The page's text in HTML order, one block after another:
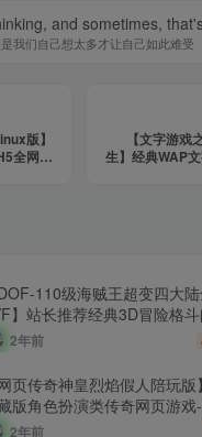
and sometimes,
我们自己想太多才让自己如此难受
版】
全网
【文字游戏
生】经典WAP
DOF-110级海贼王超变四大
】站长推荐经典3D冒险格
游-2024年8月8日最新打包
视频架设教程-等级补丁-配
2年前
网页传奇神皇烈焰假人陪玩
版角色扮演类传奇网页游戏-
新打包Wn服务端源码视频
2年前